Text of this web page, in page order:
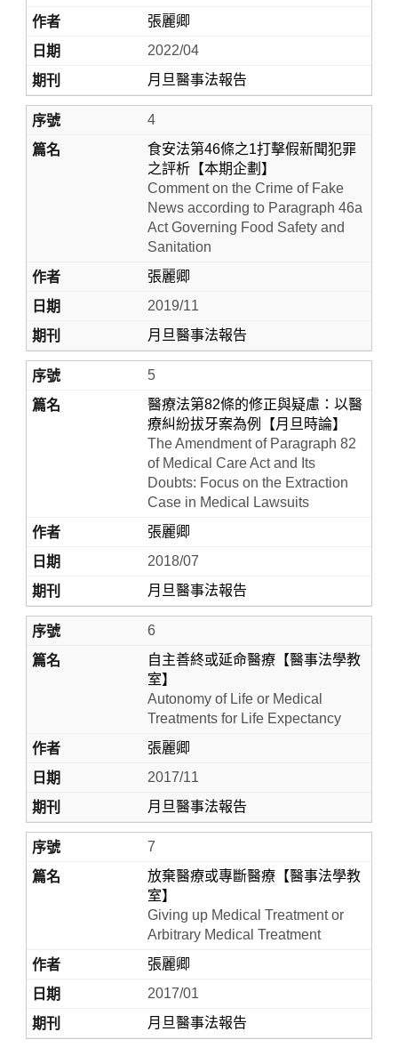
張麗卿
2022/04
月旦醫事法報告
4
食安法第46條之1打擊假新聞犯罪
之評析【本期企劃】
Comment on the Crime of Fake
News according to Paragraph 46a
Act Governing Food Safety and
Sanitation
張麗卿
2019/11
月旦醫事法報告
5
醫療法第82條的修正與疑慮：以醫
療糾紛拔牙案為例【月旦時論】
The Amendment of Paragraph 82
of Medical Care Act and Its
Doubts: Focus on the Extraction
Case in Medical Lawsuits
張麗卿
2018/07
月旦醫事法報告
6
自主善終或延命醫療【醫事法學教
室】
Autonomy of Life or Medical
Treatments for Life Expectancy
張麗卿
2017/11
月旦醫事法報告
7
放棄醫療或專斷醫療【醫事法學教
室】
Giving up Medical Treatment or
Arbitrary Medical Treatment
張麗卿
2017/01
月旦醫事法報告